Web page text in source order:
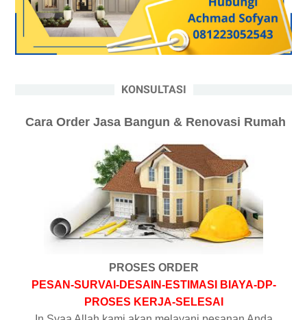
KONSULTASI
Cara Order Jasa Bangun & Renovasi Rumah
PROSES ORDER
PESAN-SURVAI-DESAIN-ESTIMASI BIAYA-DP-
PROSES KERJA-SELESAI